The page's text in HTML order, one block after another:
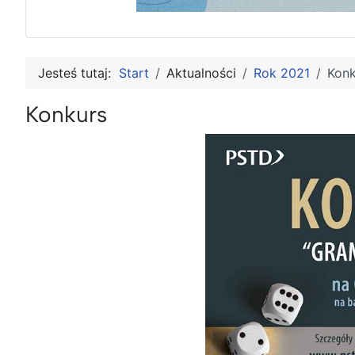
Jesteś tutaj: Start Aktualności Rok 2021
Konkurs